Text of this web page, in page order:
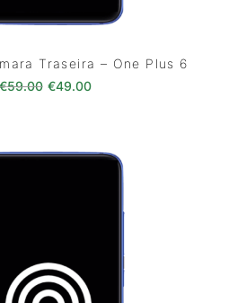
Traseira – One Plus 6
59.00 O preço original era: €59.00.
€49.00O preço atual é: